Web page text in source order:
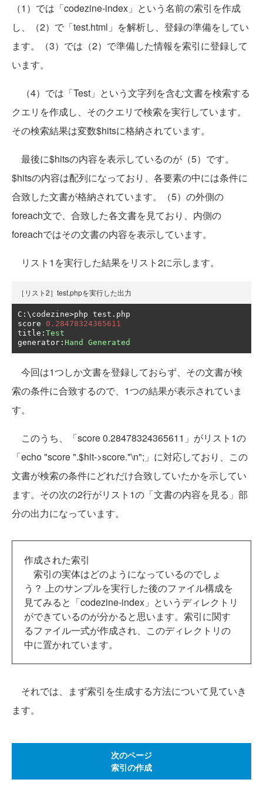
（1）では「codezine-index」という名前の索引を作成
し、（2）で「test.html」を解析し、登録の準備をしてい
ます。（3）では（2）で準備した情報を索引に登録して
います。
（4）では「Test」という文字列を含む文書を検索する
クエリを作成し、そのクエリで検索を実行しています。
その検索結果は変数$hitsに格納されています。
最後に$hitsの内容を表示しているのが（5）です。
$hitsの内容は配列になっており、各要素の中には条件に
合致した文書が格納されています。（5）の外側の
foreach文で、合致した各文書を見ており、内側の
foreachではその文書の内容を表示しています。
リスト1を実行した結果をリスト2に示します。
［リスト2］test.phpを実行した出力
C : \codezine>php test . php
score 0.28478324365611
title : Test
generator : Hand Generated
今回は1つしか文書を登録しておらず、その文書が検
索の条件に合致するので、1つの結果が表示されていま
す。
このうち、「score 0.28478324365611」がリスト1の
「echo "score ".$hit->score."\n";」に対応しており、この
文書が検索の条件にどれだけ合致していたかを示してい
ます。その次の2行がリスト1の「文書の内容を見る」部
分の出力になっています。
作成された索引
索引の実体はどのようになっているのでしょ
う？ 上のサンプルを実行した後のファイル構成を
見てみると「codezine-index」というディレクトリ
ができているのが分かると思います。索引に関す
るファイル一式が作成され、このディレクトリの
中に置かれています。
それでは、まず索引を生成する方法について見ていき
ます。
次のページ
索引の作成